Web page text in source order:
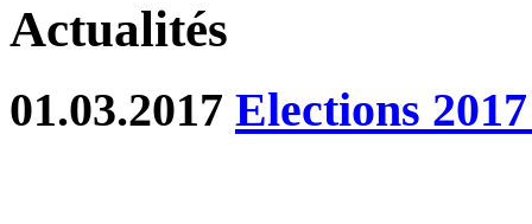
Actualités
01.03.2017 Elections